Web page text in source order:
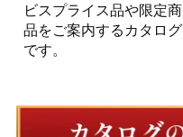
ビスプライス品や限定商
品をご案内するカタログ
です。